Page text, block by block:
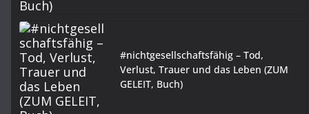
#nichtgesellschaftsfähig – Tod,
Verlust, Trauer und das Leben (ZUM
GELEIT, Buch)